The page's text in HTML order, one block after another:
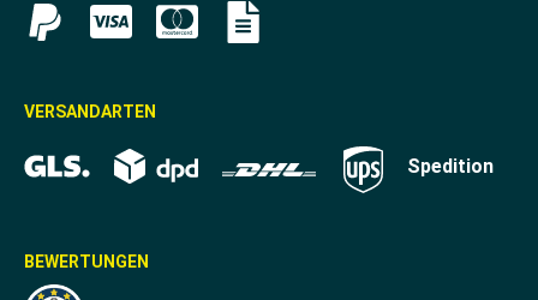
VERSANDARTEN
Spedition
BEWERTUNGEN